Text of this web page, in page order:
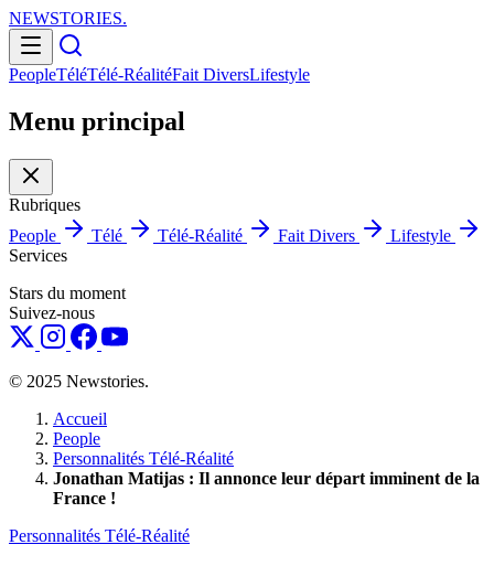
NEWSTORIES.
PeopleTéléTélé-RéalitéFait DiversLifestyle
Menu principal
Rubriques
People
Télé Télé-Réalité Fait Divers
Lifestyle
Services
Stars du moment
Suivez-nous
© 2025 Newstories.
Accueil
People
Personnalités Télé-Réalité
Jonathan Matijas : Il annonce leur départ imminent de la
France !
Personnalités Télé-Réalité